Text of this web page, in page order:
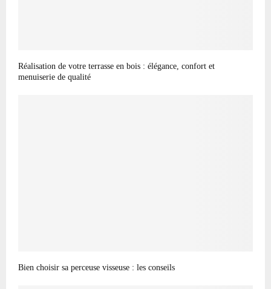
Réalisation de votre terrasse en bois : élégance, confort et
menuiserie de qualité
Bien choisir sa perceuse visseuse : les conseils